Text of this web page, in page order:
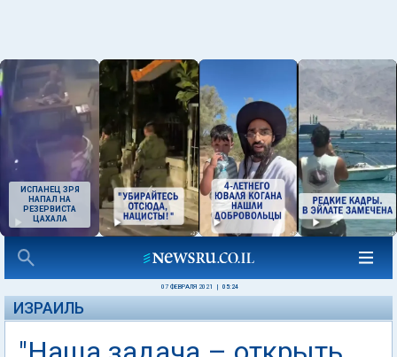
ИСПАНЕЦ ЗРЯ
НАПАЛ НА
РЕЗЕРВИСТА
ЦАХАЛА
07 ФЕВРАЛЯ 2021 05:24
ИЗРАИЛЬ